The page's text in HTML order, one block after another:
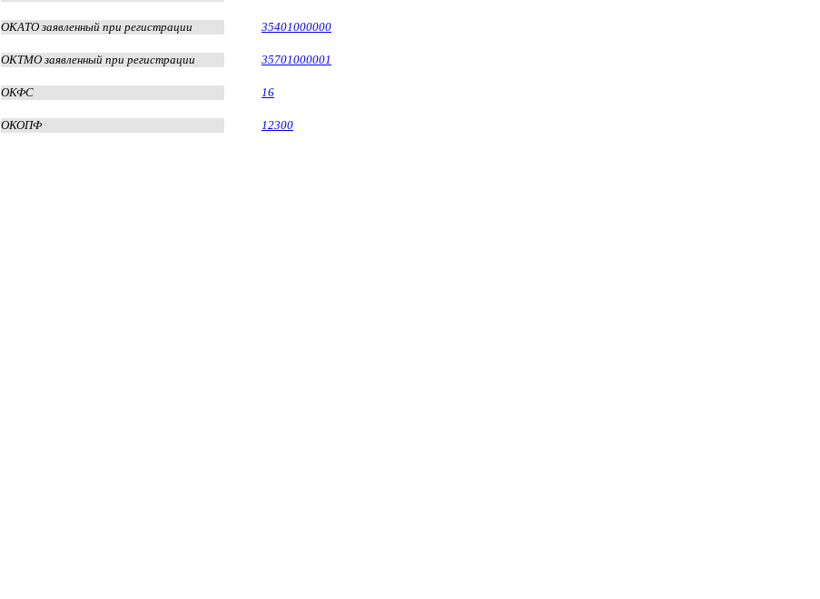
ОКАТО заявленный при регистрации 35401000000
ОКТМО заявленный при регистрации 35701000001
ОКФС 16
ОКОПФ 12300